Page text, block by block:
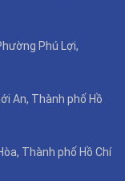
Phú Lợi,
An, Thành phố Hồ
Thành phố Hồ Chí